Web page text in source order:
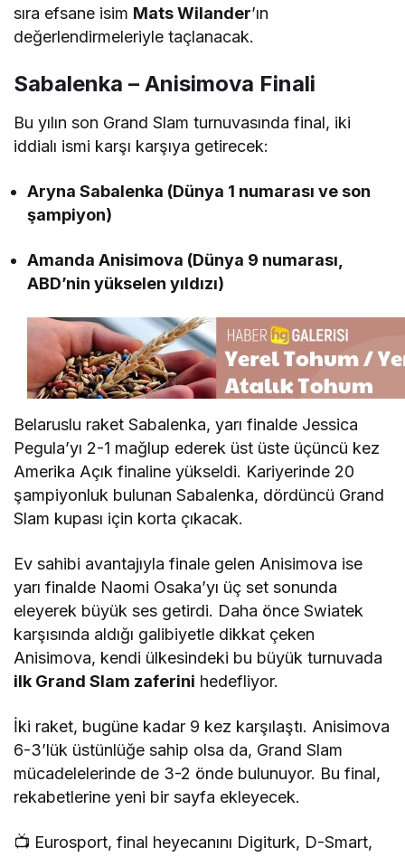
sıra efsane isim Mats Wilander’ın
değerlendirmeleriyle taçlanacak.
Sabalenka – Anisimova Finali
Bu yılın son Grand Slam turnuvasında final, iki
iddialı ismi karşı karşıya getirecek:
Aryna Sabalenka (Dünya 1 numarası ve son
şampiyon)
Amanda Anisimova (Dünya 9 numarası,
ABD’nin yükselen yıldızı)
Belaruslu raket Sabalenka, yarı finalde Jessica
Pegula’yı 2-1 mağlup ederek üst üste üçüncü kez
Amerika Açık finaline yükseldi. Kariyerinde 20
şampiyonluk bulunan Sabalenka, dördüncü Grand
Slam kupası için korta çıkacak.
Ev sahibi avantajıyla finale gelen Anisimova ise
yarı finalde Naomi Osaka’yı üç set sonunda
eleyerek büyük ses getirdi. Daha önce Swiatek
karşısında aldığı galibiyetle dikkat çeken
Anisimova, kendi ülkesindeki bu büyük turnuvada
ilk Grand Slam zaferini hedefliyor.
İki raket, bugüne kadar 9 kez karşılaştı. Anisimova
6-3’lük üstünlüğe sahip olsa da, Grand Slam
mücadelelerinde de 3-2 önde bulunuyor. Bu final,
rekabetlerine yeni bir sayfa ekleyecek.
📺 Eurosport, final heyecanını Digiturk, D-Smart,